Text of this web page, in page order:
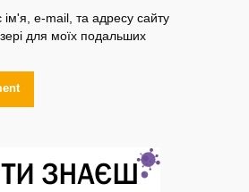
ім'я, e-mail, та адресу сайту
для моїх подальших